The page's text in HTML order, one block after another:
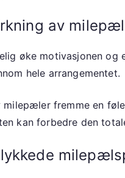
av
øke motivasjonen og
hele arrangementet.
fremme en
kan forbedre den